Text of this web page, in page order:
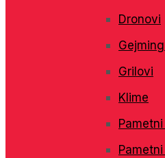
Dronovi
Grilovi
Klime